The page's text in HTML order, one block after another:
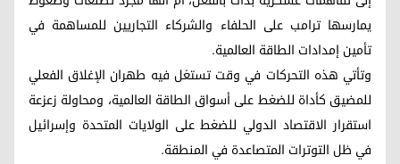
يمارسها ترامب على الحلفاء والشركاء التجاريين للمساهمة في
تأمين إمدادات الطاقة العالمية.
وتأتي هذه التحركات في وقت تستغل فيه طهران الإغلاق الفعلي
للمضيق كأداة للضغط على أسواق الطاقة العالمية، ومحاولة زعزعة
استقرار الاقتصاد الدولي للضغط على الولايات المتحدة وإسرائيل
في ظل التوترات المتصاعدة في المنطقة.